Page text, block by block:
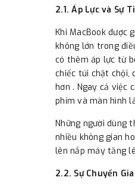
2.1. Áp Lực và Sự
Khi MacBook được
không lớn trong
có thêm áp lực từ
chiếc túi chật chội,
hơn . Ngay cả việc
phím và màn hình
Những người dùng
nhiều không gian
lên nắp máy tăng
2.2. Sự Chuyển